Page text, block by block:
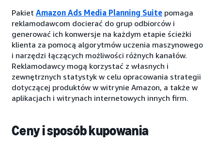
Pakiet Amazon Ads Media Planning Suite pomaga
reklamodawcom docierać do grup odbiorców i
generować ich konwersje na każdym etapie ścieżki
klienta za pomocą algorytmów uczenia maszynowego
i narzędzi łączących możliwości różnych kanałów.
Reklamodawcy mogą korzystać z własnych i
zewnętrznych statystyk w celu opracowania strategii
dotyczącej produktów w witrynie Amazon, a także w
aplikacjach i witrynach internetowych innych firm.
Ceny i sposób kupowania